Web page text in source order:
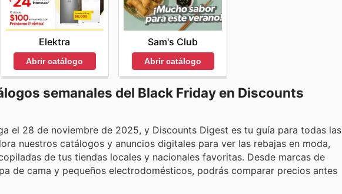
Elektra
Abrir catálogo
Sam's Club
Abrir catálogo
semanales del Black Friday en Discounts
el 28 de noviembre de 2025, y Discounts Digest es tu guía para todas las
nuestros catálogos y anuncios digitales para ver las rebajas en moda,
de tus tiendas locales y nacionales favoritas. Desde marcas de
de cama y pequeños electrodomésticos, podrás comparar precios antes